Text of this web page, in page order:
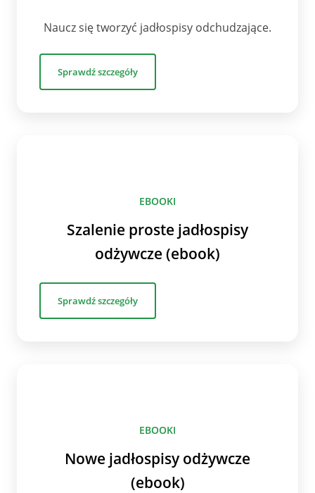
Naucz się tworzyć jadłospisy odchudzające.
Sprawdź szczegóły
EBOOKI
Szalenie proste jadłospisy
odżywcze (ebook)
Sprawdź szczegóły
EBOOKI
Nowe jadłospisy odżywcze
(ebook)